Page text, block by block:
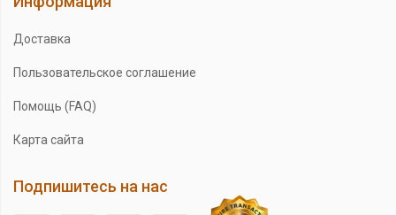
Доставка
Пользовательское соглашение
Помощь (FAQ)
Карта сайта
Подпишитесь на нас